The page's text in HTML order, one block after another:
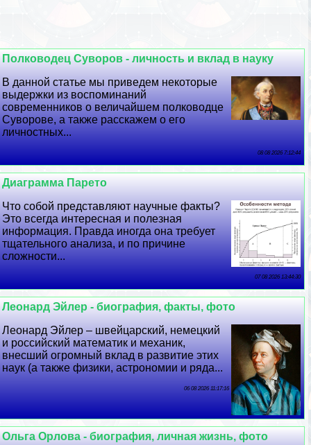
Полководец Суворов - личность и вклад в науку
В данной статье мы приведем некоторые
выдержки из воспоминаний
современников о величайшем полководце
Суворове, а также расскажем о его
личностных...
08 08 2026 7:12:44
Диаграмма Парето
Что собой представляют научные факты?
Это всегда интересная и полезная
информация. Правда иногда она требует
тщательного анализа, и по причине
сложности...
07 08 2026 13:44:30
Леонард Эйлер - биография, факты, фото
Леонард Эйлер – швейцарский, немецкий
и российский математик и механик,
внесший огромный вклад в развитие этих
наук (а также физики, астрономии и ряда...
06 08 2026 11:17:16
Ольга Орлова - биография, личная жизнь, фото